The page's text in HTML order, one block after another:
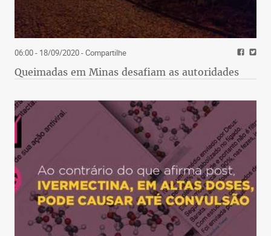
06:00 - 18/09/2020- Compartilhe
Queimadas em Minas desafiam as autoridades